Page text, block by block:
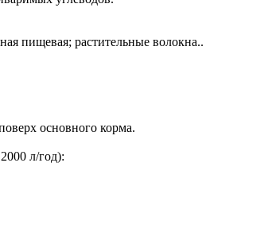
пищевая; растительные волокна..
основного корма.
л/год):